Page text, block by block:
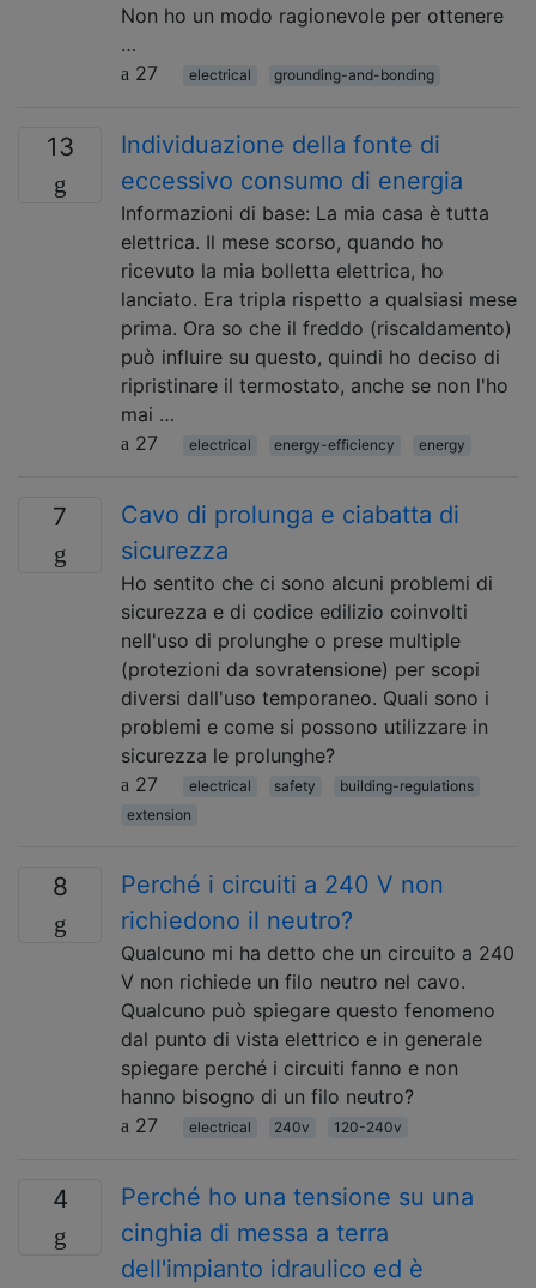
Non ho un modo ragionevole per ottenere
…
27
electrical grounding-and-bonding
13
Individuazione della fonte di
eccessivo consumo di energia
Informazioni di base: La mia casa è tutta
elettrica. Il mese scorso, quando ho
ricevuto la mia bolletta elettrica, ho
lanciato. Era tripla rispetto a qualsiasi mese
prima. Ora so che il freddo (riscaldamento)
può influire su questo, quindi ho deciso di
ripristinare il termostato, anche se non l'ho
mai …
27
electrical energy-efficiency energy
7
Cavo di prolunga e ciabatta di
sicurezza
Ho sentito che ci sono alcuni problemi di
sicurezza e di codice edilizio coinvolti
nell'uso di prolunghe o prese multiple
(protezioni da sovratensione) per scopi
diversi dall'uso temporaneo. Quali sono i
problemi e come si possono utilizzare in
sicurezza le prolunghe?
27
electrical safety
building-regulations
extension
8
Perché i circuiti a 240 V non
richiedono il neutro?
Qualcuno mi ha detto che un circuito a 240
V non richiede un filo neutro nel cavo.
Qualcuno può spiegare questo fenomeno
dal punto di vista elettrico e in generale
spiegare perché i circuiti fanno e non
hanno bisogno di un filo neutro?
27
electrical 240v 120-240v
4
Perché ho una tensione su una
cinghia di messa a terra
dell'impianto idraulico ed è